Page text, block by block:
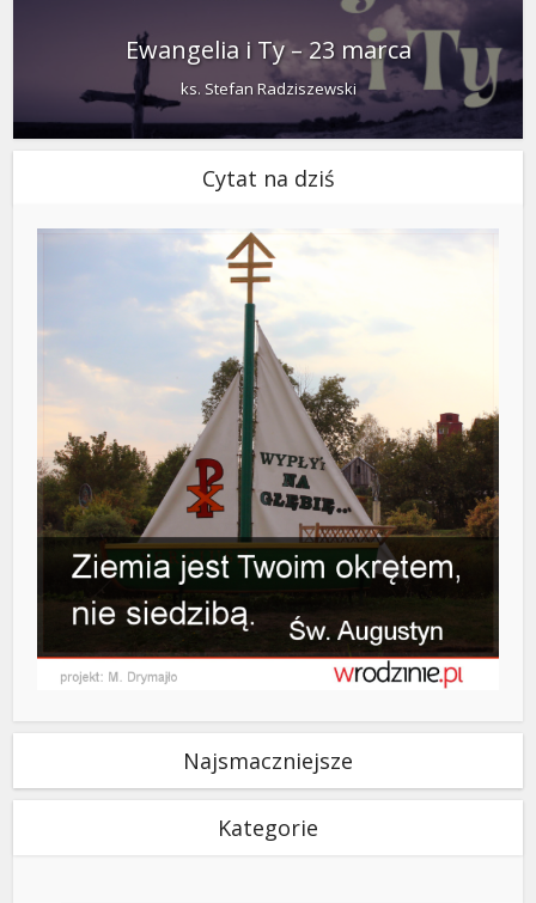
Ewangelia i Ty – 23 marca
ks. Stefan Radziszewski
Cytat na dziś
Najsmaczniejsze
Kategorie